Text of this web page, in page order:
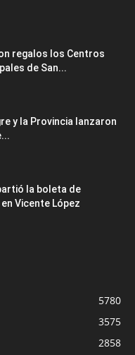
regalos los Centros
de San...
y la Provincia lanzaron
la boleta de
Vicente López
5780
3575
2858